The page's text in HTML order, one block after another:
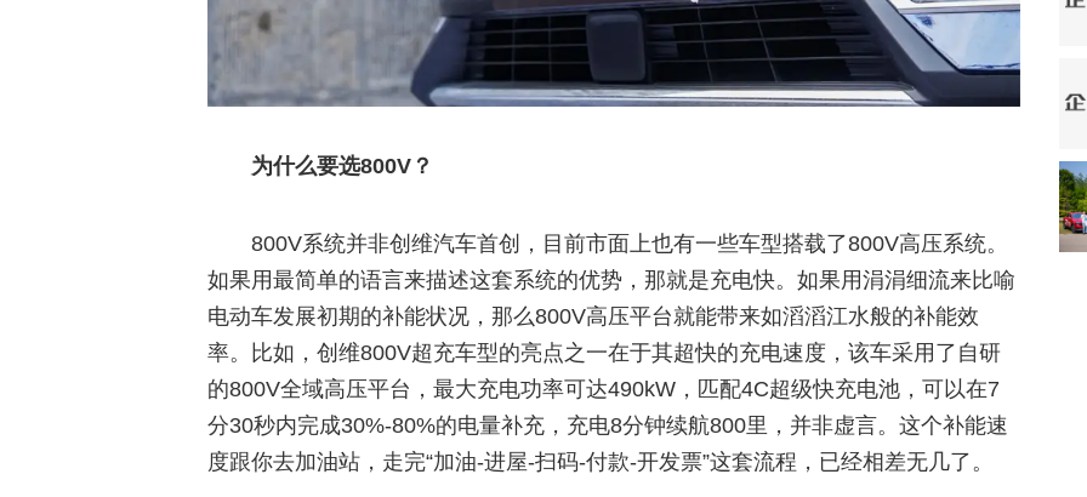
为什么要选800V？
800V系统并非创维汽车首创，目前市面上也有一些车型搭载了800V高压系统。
如果用最简单的语言来描述这套系统的优势，那就是充电快。如果用涓涓细流来比喻
电动车发展初期的补能状况，那么800V高压平台就能带来如滔滔江水般的补能效
率。比如，创维800V超充车型的亮点之一在于其超快的充电速度，该车采用了自研
的800V全域高压平台，最大充电功率可达490kW，匹配4C超级快充电池，可以在7
分30秒内完成30%-80%的电量补充，充电8分钟续航800里，并非虚言。这个补能速
度跟你去加油站，走完“加油-进屋-扫码-付款-开发票”这套流程，已经相差无几了。